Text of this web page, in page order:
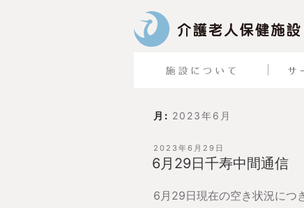
月: 2023年6月
投
稿
日:
2023年6月29日
6月29日千寿中間通信
6月29日現在の空き状況につ